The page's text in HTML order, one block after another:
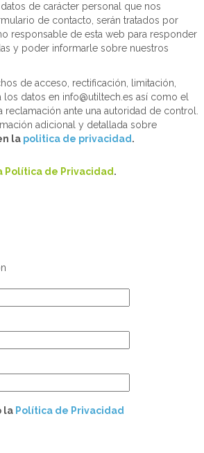
de carácter personal que nos
de contacto, serán tratados por
responsable de esta web para responder
y poder informarle sobre nuestros
de acceso, rectificación, limitación,
datos en info@utiltech.es así como el
reclamación ante una autoridad de control.
adicional y detallada sobre
la politica de privacidad .
Política de Privacidad .
la Política de Privacidad